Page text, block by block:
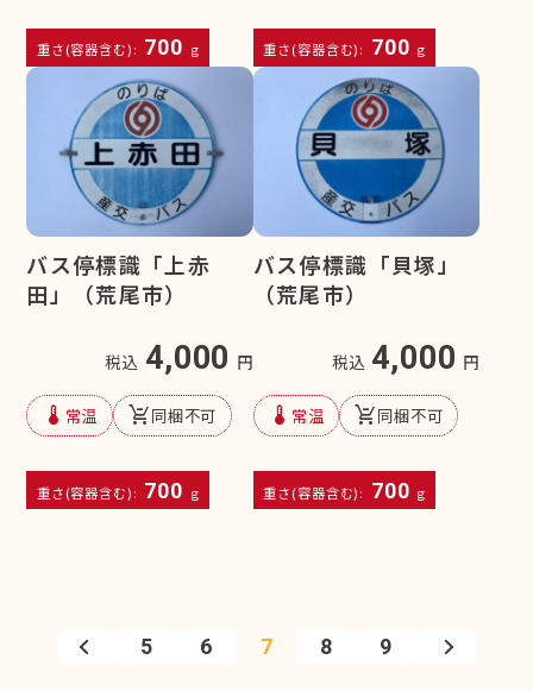
重さ(容器含む): 700 g 重さ(容器含む): 700 g
バス停標識「上赤
田」（荒尾市）
税込 4,000 円
device_thermostat 常温 remove_shopping_cart同梱不可
重さ(容器含む): 700 g
バス停標識「貝塚」
（荒尾市）
税込 4,000 円
device_thermostat 常温 remove_shopping_cart同梱不可
重さ(容器含む): 700 g
5 6 7 8 9